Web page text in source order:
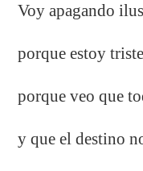
Voy apagando
porque estoy
porque veo que
y que el destino